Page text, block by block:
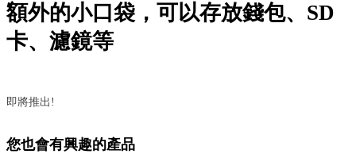
額外的小口袋，可以存放錢包、SD
卡、濾鏡等
即將推出!
您也會有興趣的產品